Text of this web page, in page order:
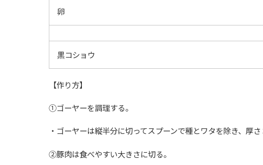
卵
黒コショウ
【作り方】
①ゴーヤーを調理する。
・ゴーヤーは縦半分に切ってスプーンで種とワタを除き、厚さ
②豚肉は食べやすい大きさに切る。